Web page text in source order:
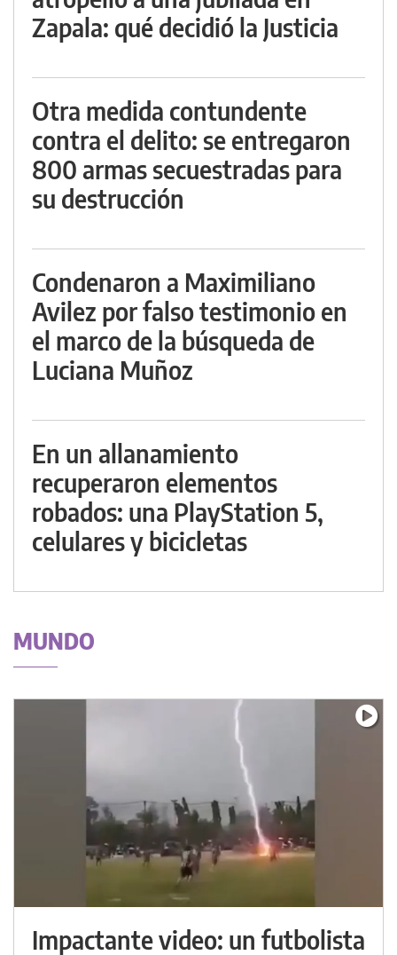
Zapala: qué decidió la Justicia
Otra medida contundente
contra el delito: se entregaron
800 armas secuestradas para
su destrucción
Condenaron a Maximiliano
Avilez por falso testimonio en
el marco de la búsqueda de
Luciana Muñoz
En un allanamiento
recuperaron elementos
robados: una PlayStation 5,
celulares y bicicletas
MUNDO
Impactante video: un futbolista